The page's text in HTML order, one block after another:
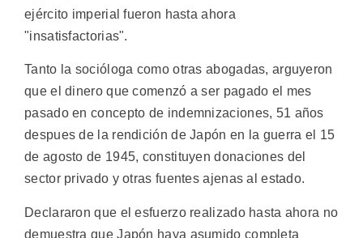
ejército imperial fueron hasta ahora
"insatisfactorias".
Tanto la socióloga como otras abogadas, arguyeron
que el dinero que comenzó a ser pagado el mes
pasado en concepto de indemnizaciones, 51 años
despues de la rendición de Japón en la guerra el 15
de agosto de 1945, constituyen donaciones del
sector privado y otras fuentes ajenas al estado.
Declararon que el esfuerzo realizado hasta ahora no
demuestra que Japón haya asumido completa